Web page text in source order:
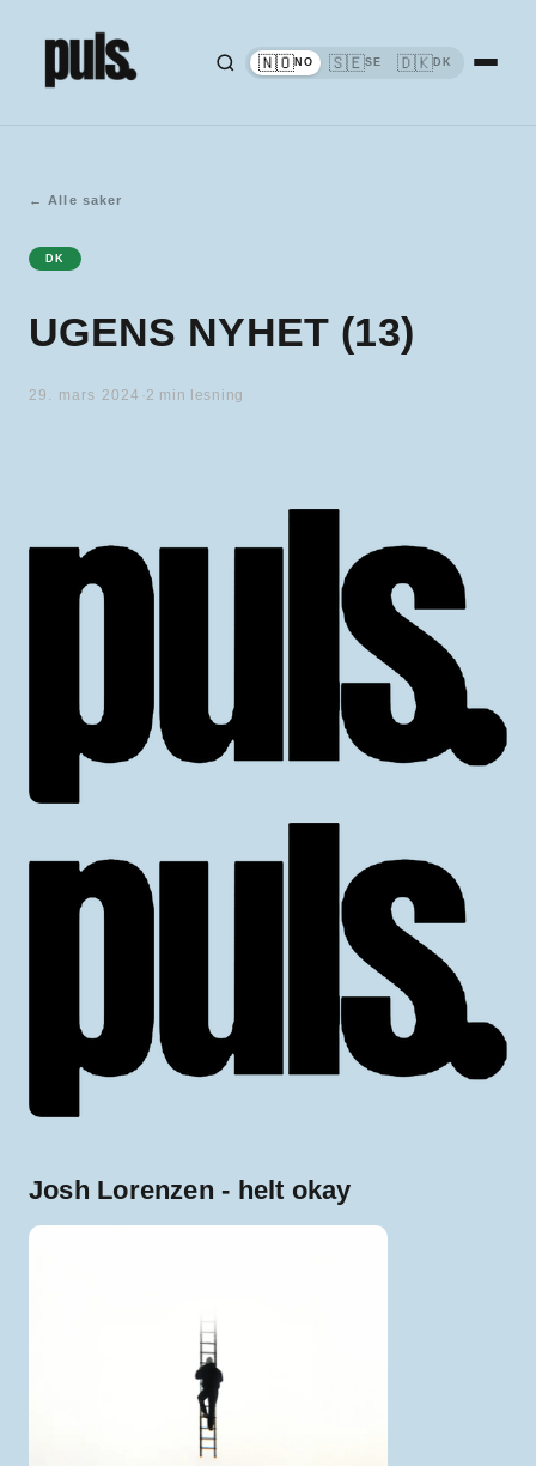
🇳🇴NO 🇸🇪SE 🇩🇰DK
← Alle saker
DK
UGENS NYHET (13)
29. mars 2024 2 min lesning
Josh Lorenzen - helt okay